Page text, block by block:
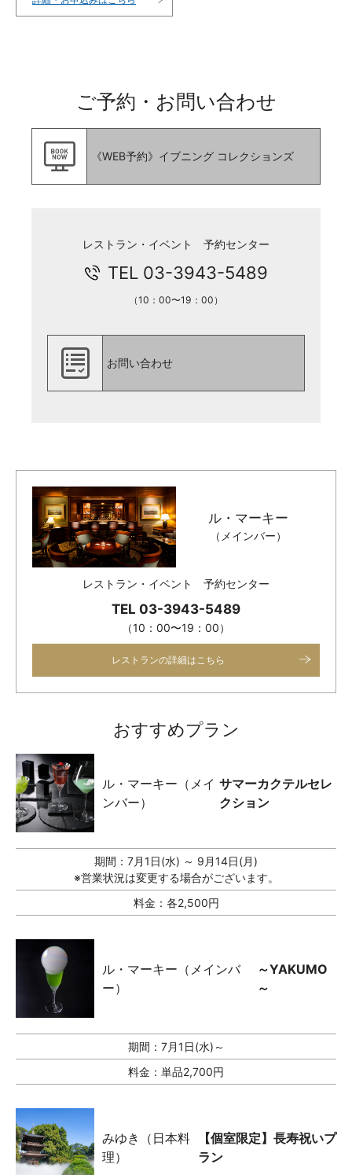
ご予約・お問い合わせ
《WEB予約》イブニング コレクションズ
レストラン・イベント 予約センター
TEL 03-3943-5489
（10：00〜19：00）
お問い合わせ
ル・マーキー
（メインバー）
レストラン・イベント 予約センター
TEL 03-3943-5489
（10：00〜19：00）
レストランの詳細はこちら
おすすめプラン
ル・マーキー（メイ
ンバー）
サマーカクテルセレ
クション
期間： 7月1日(水) ～ 9月14日(月)
※営業状況は変更する場合がございます。
料金： 各2,500円
ル・マーキー（メインバ
ー）
～YAKUMO
～
期間： 7月1日(水)～
料金： 単品2,700円
みゆき（日本料
理）
【個室限定】長寿祝いプ
ラン